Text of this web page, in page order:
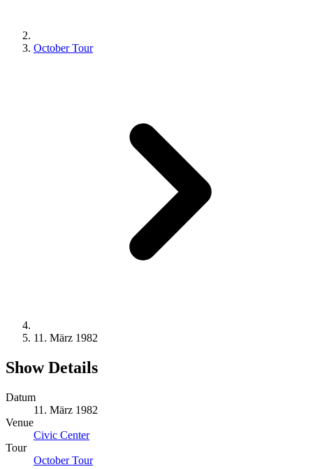
October Tour
11. März 1982
Show Details
Datum
11. März 1982
Venue
Civic Center
Tour
October Tour